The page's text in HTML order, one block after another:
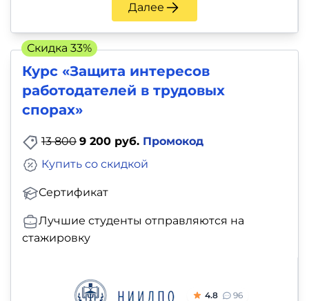
Далее
Курс «Защита интересов
работодателей в трудовых
спорах»
13 800 9 200 руб. Промокод
Сертификат
Купить со скидкой
Лучшие студенты отправляются на
стажировку
4.8 96
Скидка 33%